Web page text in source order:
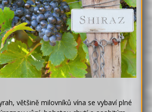
většině milovníků vína se vybaví plné